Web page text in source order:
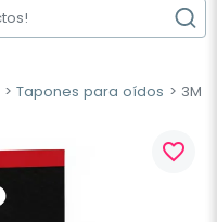
Tapones para oídos 3M
favorite_border